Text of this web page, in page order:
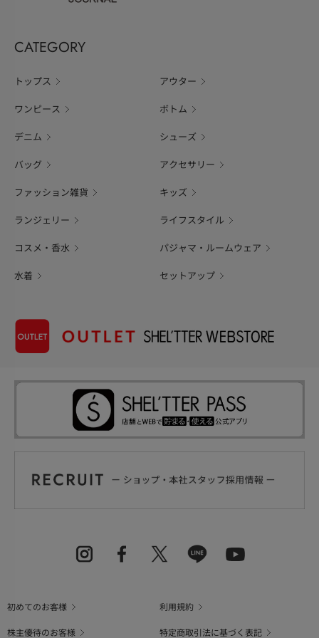
CATEGORY
トップス アウター
ワンピース ボトム
デニム シューズ
バッグ アクセサリー
ファッション雑貨 キッズ
ランジェリー ライフスタイル
コスメ・香水 パジャマ・ルームウェア
水着 セットアップ
初めてのお客様
利用規約
株主優待のお客様
特定商取引法に基づく表記